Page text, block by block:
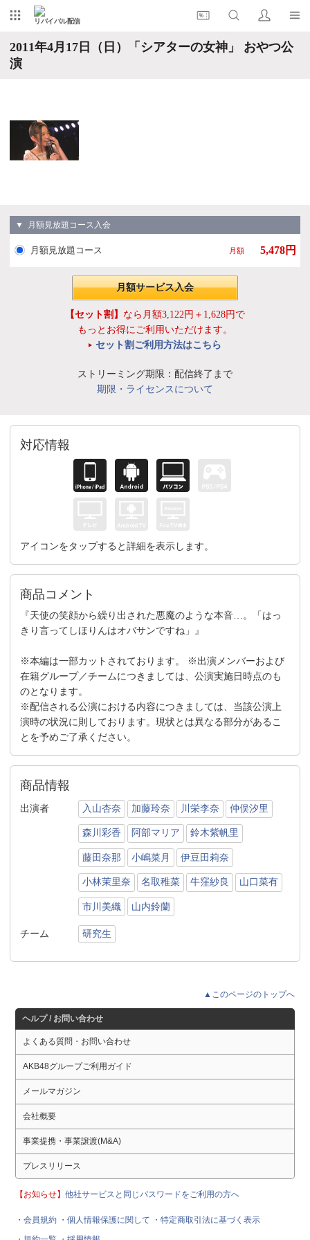
リバイバル配信
2011年4月17日（日）「シアターの女神」 おやつ公
演
▼ 月額見放題コース入会
月額見放題コース 月額 5,478円
月額サービス入会
【セット割】 なら月額3,122円＋1,628円で
もっとお得にご利用いただけます。
セット割ご利用方法はこちら
ストリーミング期限：配信終了まで
期限・ライセンスについて
対応情報
アイコンをタップすると詳細を表示します。
商品コメント
『天使の笑顔から繰り出された悪魔のような本音…。「はっ
きり言ってしほりんはオバサンですね」』
※本編は一部カットされております。 ※出演メンバーおよび
在籍グループ／チームにつきましては、公演実施日時点のも
のとなります。
※配信される公演における内容につきましては、当該公演上
演時の状況に則しております。現状とは異なる部分があるこ
とを予めご了承ください。
商品情報
出演者 入山杏奈 加藤玲奈 川栄李奈 仲俣汐里
森川彩香 阿部マリア 鈴木紫帆里
藤田奈那 小嶋菜月 伊豆田莉奈
小林茉里奈 名取稚菜 牛窪紗良 山口菜有
市川美織 山内鈴蘭
チーム 研究生
▲このページのトップへ
ヘルプ / お問い合わせ
よくある質問・お問い合わせ
AKB48グループご利用ガイド
メールマガジン
会社概要
事業提携・事業譲渡(M&A)
プレスリリース
【お知らせ】他社サービスと同じパスワードをご利用の方へ
・会員規約 ・個人情報保護に関して
・特定商取引法に基づく表示